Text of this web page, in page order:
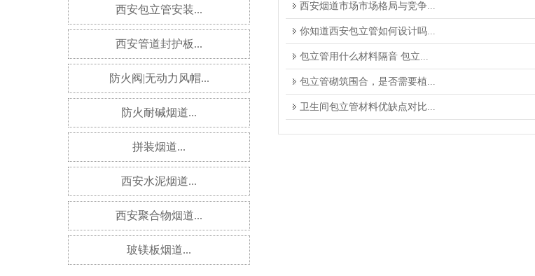
西安包立管安装...
西安管道封护板...
防火阀|无动力风帽...
防火耐碱烟道...
拼装烟道...
西安水泥烟道...
西安聚合物烟道...
玻镁板烟道...
西安烟道市场市场格局与竞争...
你知道西安包立管如何设计吗...
包立管用什么材料隔音 包立...
包立管砌筑围合，是否需要植...
卫生间包立管材料优缺点对比...